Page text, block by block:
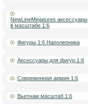
NewLineMiniatures аксессуары
в масштабе 1:6
Фигуры 1:6 Наполеоника
Аксессуары для фигур 1:6
Современная армия 1:6
Вьетнам масштаб 1:6